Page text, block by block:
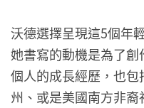
沃德選擇呈現這5個年
她書寫的動機是為了
個人的成長經歷，也
州、或是美國南方非